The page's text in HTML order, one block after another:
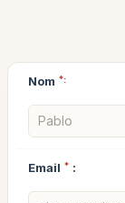
Nom *:
Email * :